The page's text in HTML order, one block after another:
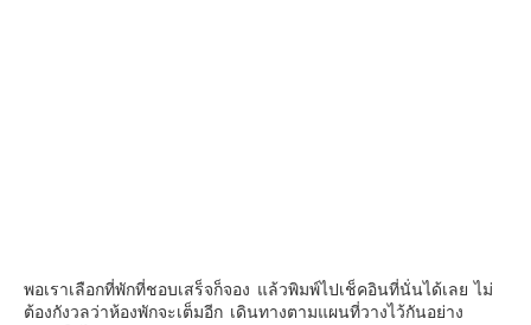
พอเราเลือกที่พักที่ชอบเสร็จก็จอง แล้วพิมพ์ไปเช็คอินที่นั่นได้เลย ไม่
ต้องกังวลว่าห้องพักจะเต็มอีก เดินทางตามแผนที่วางไว้กันอย่าง